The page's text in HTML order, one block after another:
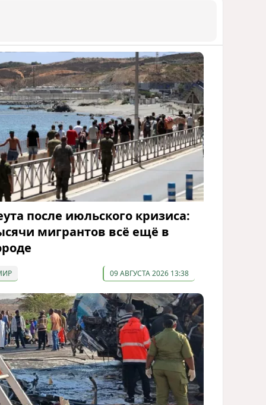
после июльского кризиса:
мигрантов всё ещё в
09 АВГУСТА 2026 13:38